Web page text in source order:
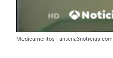
Medicamentos | antena3noticias.com